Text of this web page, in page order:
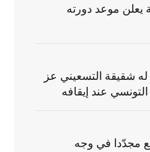
يعلن موعد دورته
له شقيقة التسعيني عز
عند إيقافه
مجدّدا في وجه